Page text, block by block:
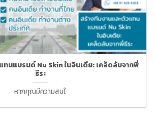
ทนแบรนด์ Nu Skin ในอินเดีย: เคล็ดลับจากพี่
ธีระ
หากคุณมีความสนใ